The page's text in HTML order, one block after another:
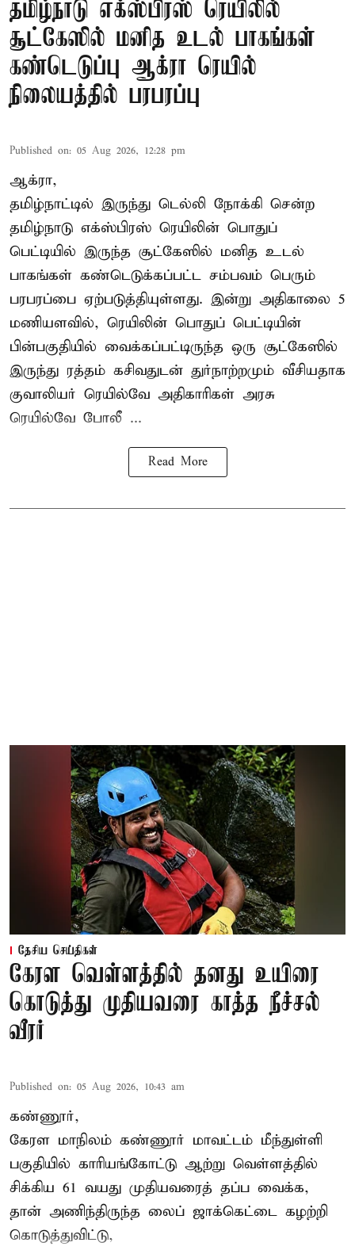
தமிழ்நாடு எக்ஸ்பிரஸ் ரெயிலில்
சூட்கேஸில் மனித உடல் பாகங்கள்
கண்டெடுப்பு ஆக்ரா ரெயில்
நிலையத்தில் பரபரப்பு
Published on: 05 Aug 2026, 12:28 pm
ஆக்ரா,
தமிழ்நாட்டில் இருந்து டெல்லி நோக்கி சென்ற
தமிழ்நாடு எக்ஸ்பிரஸ் ரெயிலின் பொதுப்
பெட்டியில் இருந்த சூட்கேஸில் மனித உடல்
பாகங்கள் கண்டெடுக்கப்பட்ட சம்பவம் பெரும்
பரபரப்பை ஏற்படுத்தியுள்ளது. இன்று அதிகாலை 5
மணியளவில், ரெயிலின் பொதுப் பெட்டியின்
பின்பகுதியில் வைக்கப்பட்டிருந்த ஒரு சூட்கேஸில்
இருந்து ரத்தம் கசிவதுடன் துர்நாற்றமும் வீசியதாக
குவாலியர் ரெயில்வே அதிகாரிகள் அரசு
ரெயில்வே போலீ ...
Read More
தேசிய செய்திகள்
கேரள வெள்ளத்தில் தனது உயிரை
கொடுத்து முதியவரை காத்த நீச்சல்
வீரர்
Published on: 05 Aug 2026, 10:43 am
கண்ணூர்,
கேரள மாநிலம் கண்ணூர் மாவட்டம் மீந்துள்ளி
பகுதியில் காரியங்கோட்டு ஆற்று வெள்ளத்தில்
சிக்கிய 61 வயது முதியவரைத் தப்ப வைக்க,
தான் அணிந்திருந்த லைப் ஜாக்கெட்டை கழற்றி
கொடுத்துவிட்டு,